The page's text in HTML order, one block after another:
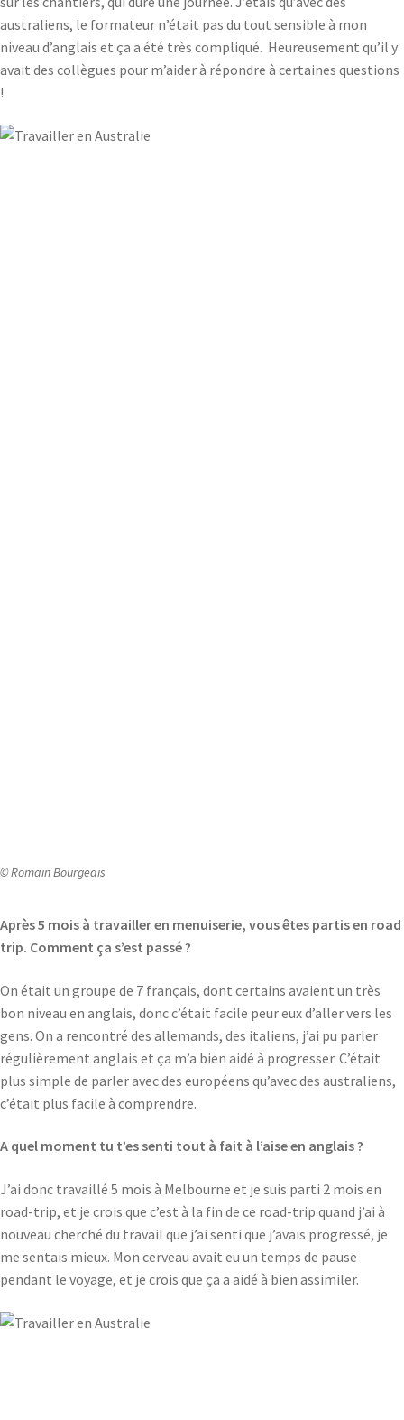
australiens, le formateur n’était pas du tout sensible à mon
niveau d’anglais et ça a été très compliqué. Heureusement qu’il y
avait des collègues pour m’aider à répondre à certaines questions
!
© Romain Bourgeais
Après 5 mois à travailler en menuiserie, vous êtes partis en road
trip. Comment ça s’est passé ?
On était un groupe de 7 français, dont certains avaient un très
bon niveau en anglais, donc c’était facile peur eux d’aller vers les
gens. On a rencontré des allemands, des italiens, j’ai pu parler
régulièrement anglais et ça m’a bien aidé à progresser. C’était
plus simple de parler avec des européens qu’avec des australiens,
c’était plus facile à comprendre.
A quel moment tu t’es senti tout à fait à l’aise en anglais ?
J’ai donc travaillé 5 mois à Melbourne et je suis parti 2 mois en
road-trip, et je crois que c’est à la fin de ce road-trip quand j’ai à
nouveau cherché du travail que j’ai senti que j’avais progressé, je
me sentais mieux. Mon cerveau avait eu un temps de pause
pendant le voyage, et je crois que ça a aidé à bien assimiler.